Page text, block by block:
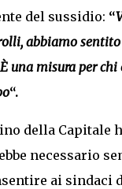
del sussidio: “
abbiamo
una misura per chi
“.
della Capitale
necessario
ai sindaci